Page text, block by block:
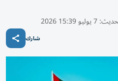
7 يوليو 15:39 2026
شارك